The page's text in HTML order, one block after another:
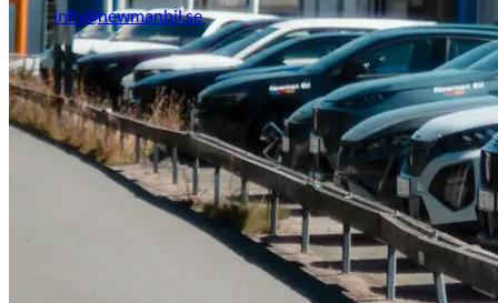
Serviceverkstad
info@newmanbil.se